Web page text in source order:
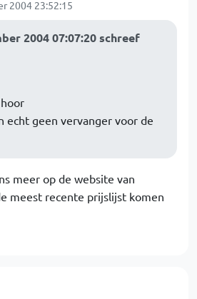
2004 23:52:15
2004 07:07:20 schreef
echt geen vervanger voor de
meer op de website van
meest recente prijslijst komen